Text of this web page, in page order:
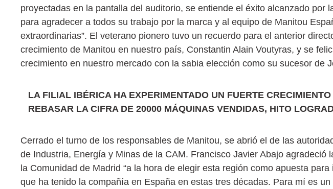
proyectadas en la pantalla del auditorio, se entiende el éxito alcanzado por
para agradecer a todos su trabajo por la marca y al equipo de Manitou
extraordinarias”. El veterano pionero tuvo un recuerdo para el anterior
crecimiento de Manitou en nuestro país, Constantin Alain Voutyras, y se
crecimiento en nuestro mercado con la sabia elección como su sucesor de
LA FILIAL IBÉRICA HA EXPERIMENTADO UN FUERTE
REBASAR LA CIFRA DE 20000 MÁQUINAS VENDIDAS, HITO
Cerrado el turno de los responsables de Manitou, se abrió el de las
de Industria, Energía y Minas de la CAM. Francisco Javier Abajo agradeció
la Comunidad de Madrid “a la hora de elegir esta región como apuesta
que ha tenido la compañía en España en estas tres décadas. Para mí es